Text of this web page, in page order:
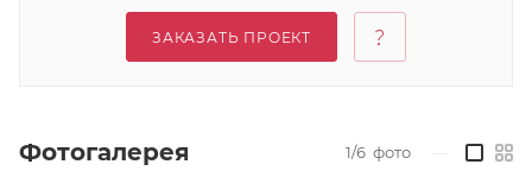
ЗАКАЗАТЬ ПРОЕКТ
Фотогалерея 1/6 фото